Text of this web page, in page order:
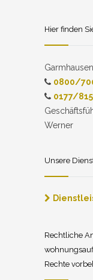
Hier finden
Garmhausen
0800/
0177/
Werner
Unsere
Rechtliche
Rechte